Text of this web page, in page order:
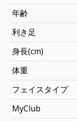
年齢
利き足
身長(cm)
体重
フェイスタイプ
MyClub